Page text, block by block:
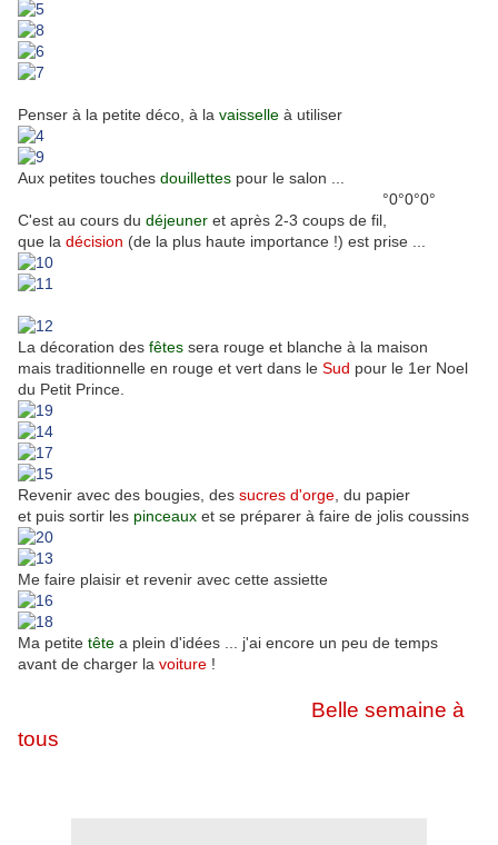
Penser à la petite déco, à la vaisselle à utiliser
Aux petites touches douillettes pour le salon ...
°0°0°0°
C'est au cours du déjeuner et après 2-3 coups de fil,
que la décision (de la plus haute importance !) est prise ...
La décoration des fêtes sera rouge et blanche à la maison
mais traditionnelle en rouge et vert dans le Sud pour le 1er Noel
du Petit Prince.
Revenir avec des bougies, des sucres d'orge , du papier
et puis sortir les pinceaux et se préparer à faire de jolis coussins
Me faire plaisir et revenir avec cette assiette
Ma petite tête a plein d'idées ... j'ai encore un peu de temps
avant de charger la voiture !
Belle semaine à
tous